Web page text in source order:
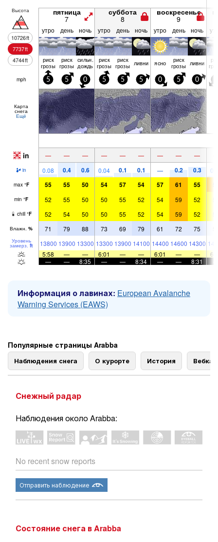
Высота
10726ft
7737ft
4744ft
пятница
7
суббота
8
воскресенье
9
утро день ночь утро день ночь утро день ночь
риск
грозы
риск
грозы
сильн.
дождь
риск
грозы
риск
грозы ливни ясно риск
грозы ливни
mph 5 5 0 5 5 5 0 5 0
Карта
снега
Ещё
in — — — — — — — — —
in 0.08 0.4 0.6 0.04 0.1 0.1 — 0.2 0.3
max °F 55 55 50 54 57 54 57 61 55
min °F 52 55 50 50 55 52 54 59 52
chill °F 52 54 50 50 55 52 54 59 52
Влажн. % 71 79 88 73 69 79 61 72 75
Уровень
замерз. ft 13800 13900 13300 13300 13900 14100 14400 14600 14300
5:58
— — 6:01 — — 6:01 — —
—
— 8:35 — — 8:34 — — 8:31
Информация о лавинах: European Avalanche
Warning Services (EAWS)
Популярные страницы Arabba
Наблюдения снега О курорте История
Снежный радар
Наблюдения около Arabba:
No recent snow reports
Отправить наблюдение
Состояние снега в Arabba